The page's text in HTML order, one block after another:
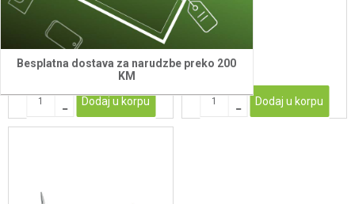
Besplatna dostava za narudzbe preko 200
KM
139,00
Dodaj u korpu
59,00
Dodaj u korpu